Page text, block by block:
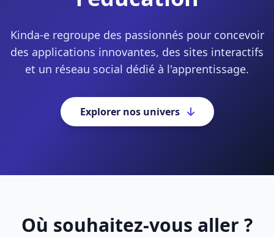
Kinda-e regroupe des passionnés pour concevoir
des applications innovantes, des sites interactifs
et un réseau social dédié à l'apprentissage.
Explorer nos univers
Où souhaitez-vous aller ?